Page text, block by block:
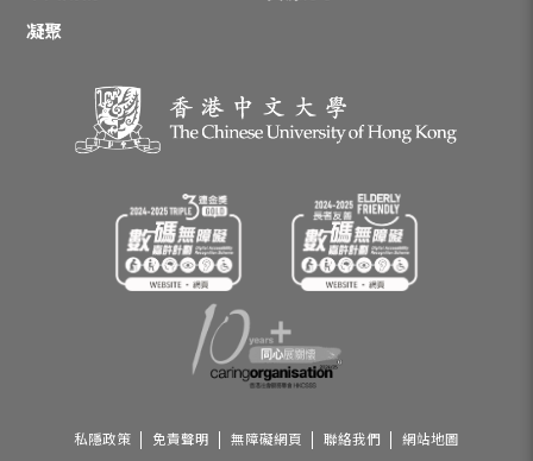
凝聚
私隱政策 免責聲明 無障礙網頁 聯絡我們
網站地圖